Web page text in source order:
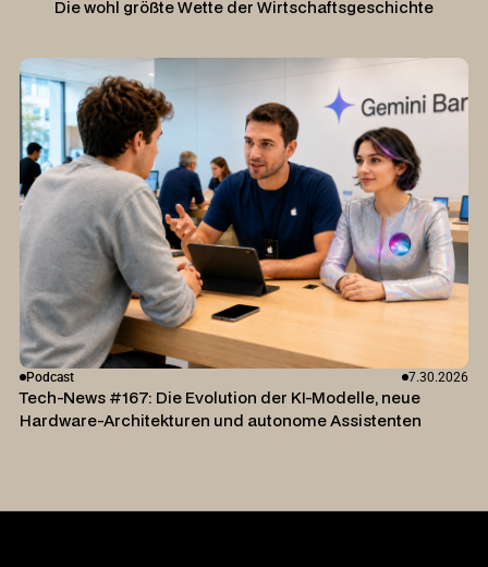
Die wohl größte Wette der Wirtschaftsgeschichte
Podcast 7.30.2026
Tech-News #167: Die Evolution der KI-Modelle, neue
Hardware-Architekturen und autonome Assistenten